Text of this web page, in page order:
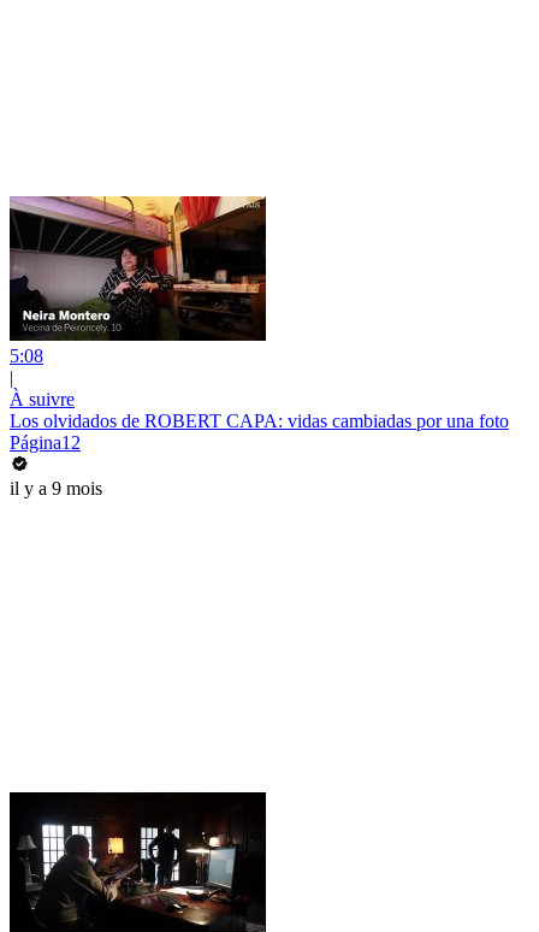
5:08
|
À suivre
Los olvidados de ROBERT CAPA: vidas cambiadas por una foto
Página12
il y a 9 mois